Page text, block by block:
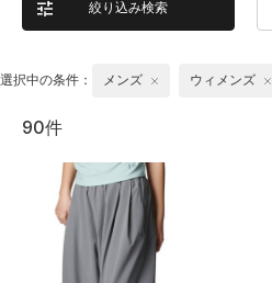
絞り込み検索
選択中の条件： メンズ ウィメンズ
90件